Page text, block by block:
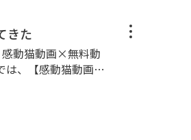
が大集合！ ゴロ
ん・子猫ちゃんが
ゴロ喉を鳴らす、
日の子猫達等、可愛
■■■■
きた
、【感動猫動画Sp
ドも行ってます。